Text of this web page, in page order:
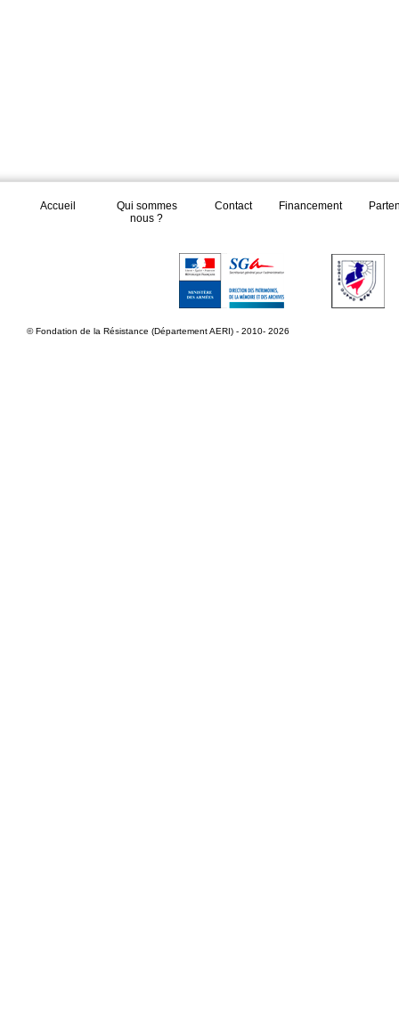
Accueil
Qui sommes
nous ?
Contact Financement
© Fondation de la Résistance (Département AERI) - 2010- 2026